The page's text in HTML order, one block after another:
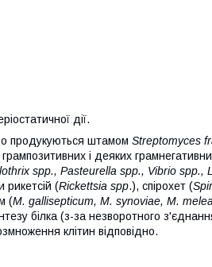
дії.
продукуються штамом Streptomyces
і деяких грамнегативних
spp., Pasteurella spp., Vibrio spp.,
рикетсій (Rickettsia spp.), спірохет (
(M. gallisepticum, M. synoviae, M.
білка (з-за незворотного
клітин відповідно.